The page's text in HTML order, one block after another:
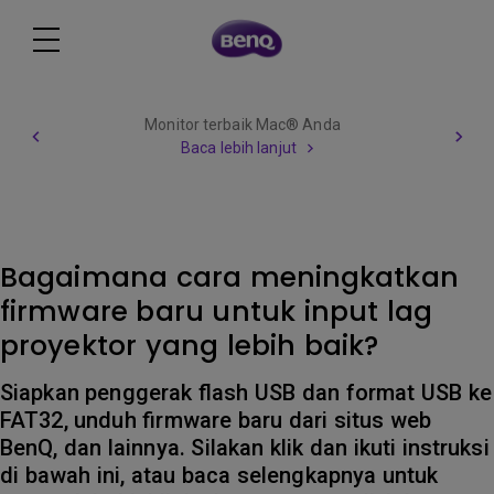
Monitor terbaik Mac® Anda
Baca lebih lanjut
Bagaimana cara meningkatkan
firmware baru untuk input lag
proyektor yang lebih baik?
Siapkan penggerak flash USB dan format USB ke
FAT32, unduh firmware baru dari situs web
BenQ, dan lainnya. Silakan klik dan ikuti instruksi
di bawah ini, atau baca selengkapnya untuk